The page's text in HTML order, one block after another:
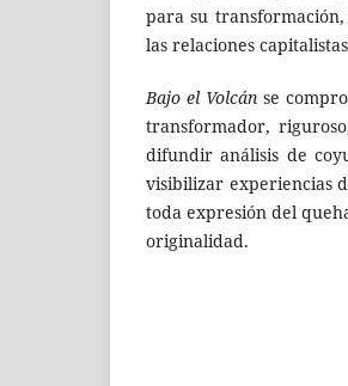
para su
las relaciones
Bajo el Volcán se
transformador,
difundir análisis de
visibilizar experiencias
toda expresión del
originalidad.